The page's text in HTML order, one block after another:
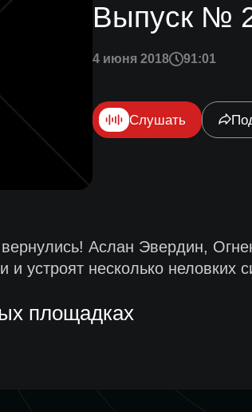
Выпуск №
4 июня 2018 91:01
Слушать
Аслан Эвердин,
и устроят несколько неловких
площадках